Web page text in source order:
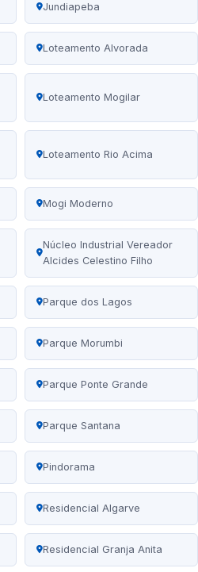
Jundiapeba
Loteamento Alvorada
Loteamento Mogilar
Loteamento Rio Acima
Mogi Moderno
Núcleo Industrial Vereador
Alcides Celestino Filho
Parque dos Lagos
Parque Morumbi
Parque Ponte Grande
Parque Santana
Pindorama
Residencial Algarve
Residencial Granja Anita